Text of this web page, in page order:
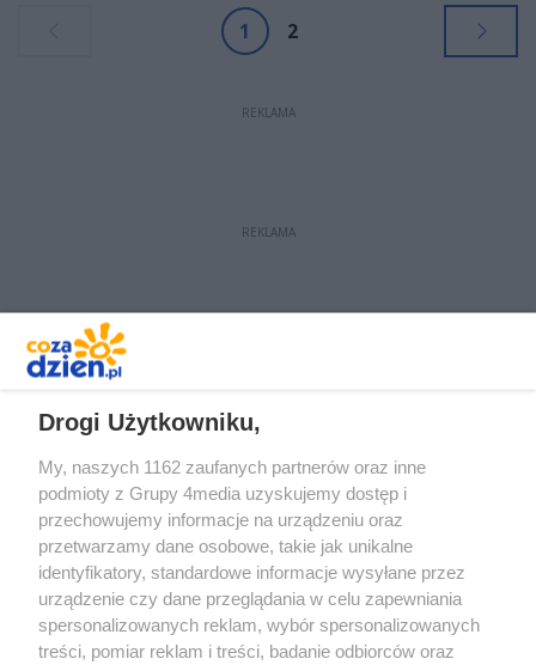
1 2
REKLAMA
REKLAMA
Redakcja Reklama Prywatność
Praca Łódź
Drogi Użytkowniku,
My, naszych 1162 zaufanych partnerów oraz inne
podmioty z Grupy 4media uzyskujemy dostęp i
przechowujemy informacje na urządzeniu oraz
przetwarzamy dane osobowe, takie jak unikalne
identyfikatory, standardowe informacje wysyłane przez
urządzenie czy dane przeglądania w celu zapewniania
spersonalizowanych reklam, wybór spersonalizowanych
treści, pomiar reklam i treści, badanie odbiorców oraz